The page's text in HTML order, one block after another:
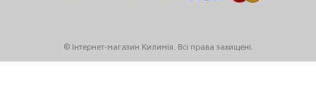
© Інтернет-магазин Килимія. Всі права захищені.